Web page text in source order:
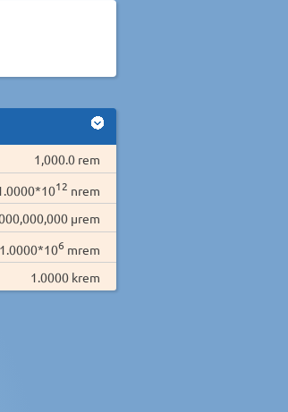
1,000.0 rem
12 nrem
µrem
1.0000*106 mrem
1.0000 krem